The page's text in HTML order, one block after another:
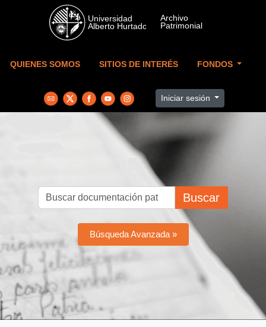
Skip to main content
QUIENES SOMOS SITIOS DE INTERÉS FONDOS
Iniciar sesión
Buscar
Búsqueda Avanzada »